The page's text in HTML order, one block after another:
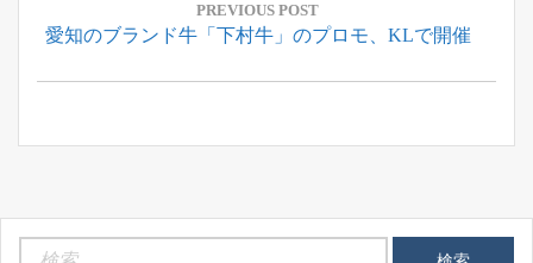
ナ
ビ
ー
ョ
ン
PREVIOUS POST
Previous
愛知のブランド牛「下村牛」のプロモ、KLで開催